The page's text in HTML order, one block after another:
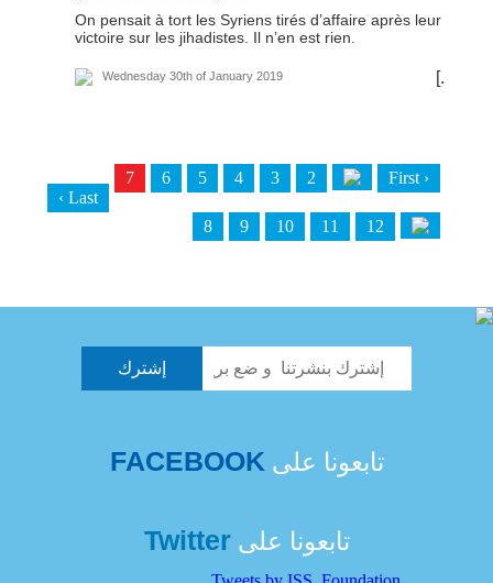
On pensait à tort les Syriens tirés d’affaire après leur
victoire sur les jihadistes. Il n’en est rien.
Wednesday 30th of January 2019 [...]
‹ First
2
3
4
5
6
7
8 9 10 11 12
Last ›
تابعونا على FACEBOOK
تابعونا علىTwitter